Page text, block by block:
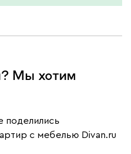
Мы хотим
поделились
с мебелью Divan.ru